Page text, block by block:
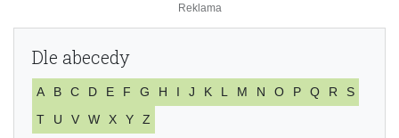
Dle abecedy
A B C D E F G H I J K L M N O P Q R
S
T
U V W X Y Z